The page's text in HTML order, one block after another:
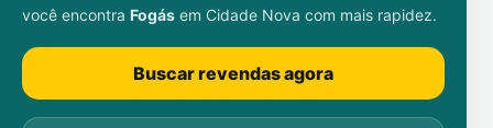
você encontra Fogás em Cidade Nova com mais rapidez.
Buscar revendas agora